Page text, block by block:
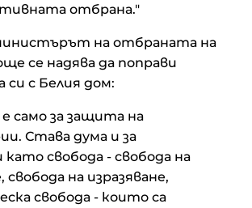
отбрана."
на отбраната на
се надява да поправи
с Белия дом:
е само за защита на
Става дума и за
свобода - свобода на
на изразяване,
свобода - които са